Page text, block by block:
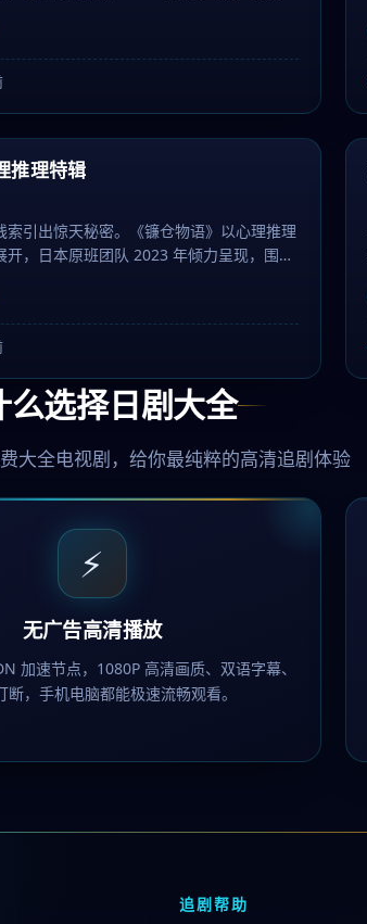
层推进，作为冒险题材，人物刻画立体、台
全提供高清完整版日本电视剧免费在线观
46:59
推理特辑
索引出惊天秘密。《镰仓物语》以心理推理
开，日本原班团队 2023 年倾力呈现，围绕
层层推进，作为战争题材，剧情兼具张力与
提供高清完整版日本电视剧免费在线观
么选择日剧大全
大全电视剧，给你最纯粹的高清追剧体验
⚡
无广告高清播放
加速节点，1080P 高清画质、双语字幕、
断，手机电脑都能极速流畅观看。
追剧帮助